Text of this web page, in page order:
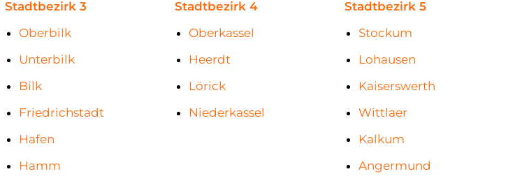
Stadtbezirk 3
Oberbilk
Unterbilk
Bilk
Friedrichstadt
Hafen
Hamm
Stadtbezirk 4
Oberkassel
Heerdt
Lörick
Niederkassel
Stadtbezirk 5
Stockum
Lohausen
Kaiserswerth
Wittlaer
Kalkum
Angermund